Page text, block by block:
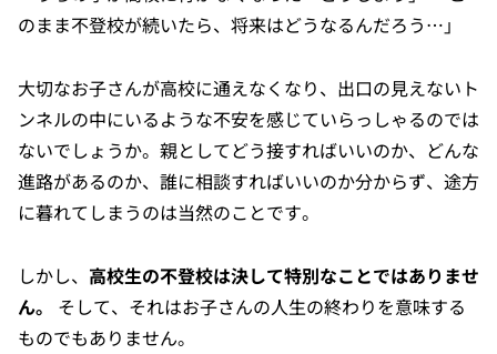
のまま不登校が続いたら、将来はどうなるんだろう…」
大切なお子さんが高校に通えなくなり、出口の見えないト
ンネルの中にいるような不安を感じていらっしゃるのでは
ないでしょうか。親としてどう接すればいいのか、どんな
進路があるのか、誰に相談すればいいのか分からず、途方
に暮れてしまうのは当然のことです。
しかし、 高校生の不登校は決して特別なことではありませ
ん。
そして、それはお子さんの人生の終わりを意味する
ものでもありません。